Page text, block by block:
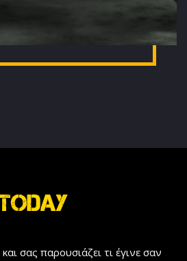
σας παρουσιάζει τι έγινε σαν